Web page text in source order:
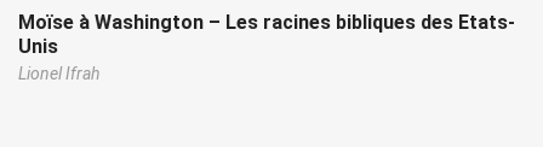
Moïse à Washington – Les racines bibliques des Etats-
Unis
Lionel Ifrah